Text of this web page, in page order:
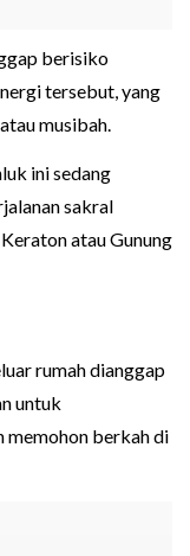
berisiko
tersebut, yang
musibah.
ini sedang
sakral
atau Gunung
rumah dianggap
untuk
memohon berkah di